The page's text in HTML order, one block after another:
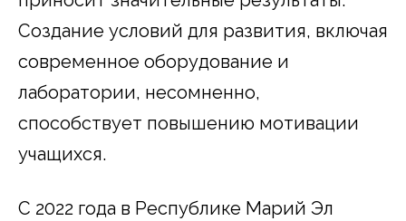
Создание условий для развития, включая
современное оборудование и
лаборатории, несомненно,
способствует повышению мотивации
учащихся.
С 2022 года в Республике Марий Эл